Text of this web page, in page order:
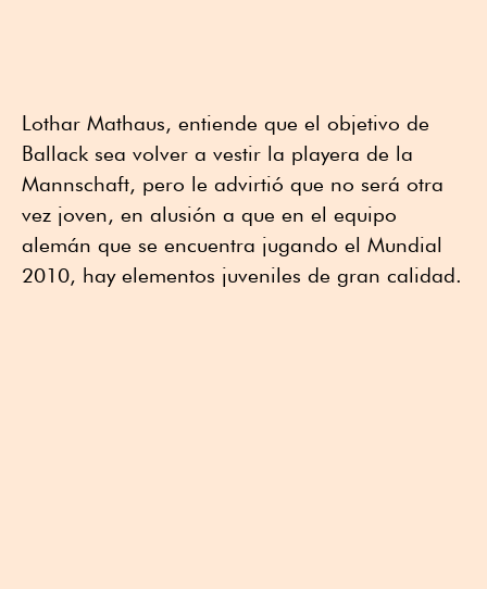
Lothar Mathaus, entiende que el objetivo de
Ballack sea volver a vestir la playera de la
Mannschaft, pero le advirtió que no será otra
vez joven, en alusión a que en el equipo
alemán que se encuentra jugando el Mundial
2010, hay elementos juveniles de gran calidad.